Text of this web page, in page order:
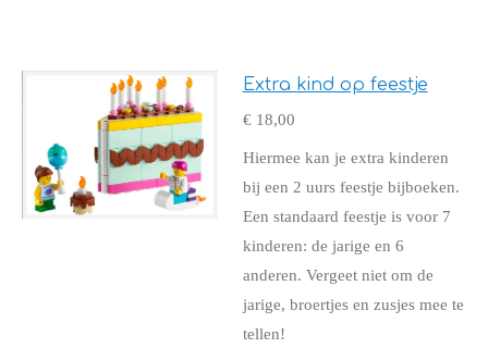
Extra kind op feestje
€ 18,00
Hiermee kan je extra kinderen
bij een 2 uurs feestje bijboeken.
Een standaard feestje is voor 7
kinderen: de jarige en 6
anderen. Vergeet niet om de
jarige, broertjes en zusjes mee te
tellen!